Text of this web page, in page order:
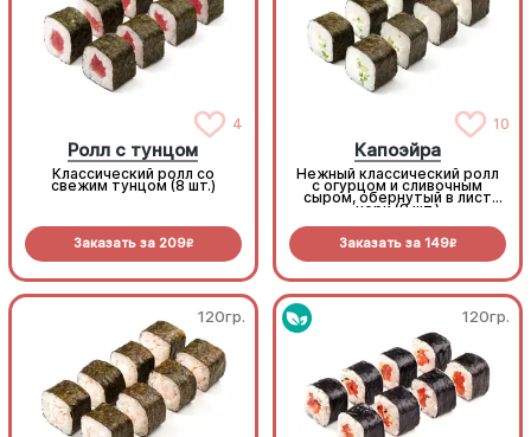
4
Ролл с тунцом
Классический ролл со
свежим тунцом (8 шт.)
Заказать за 209R
10
Капоэйра
Нежный классический ролл
с огурцом и сливочным
сыром, обернутый в лист
нори (8 шт.)
Заказать за 149R
120гр. 120гр.